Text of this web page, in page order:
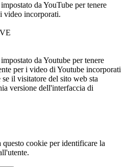
da YouTube per tenere
video incorporati.
da Youtube per tenere
per i video di Youtube incorporati
il visitatore del sito web sta
versione dell'interfaccia di
cookie per identificare la